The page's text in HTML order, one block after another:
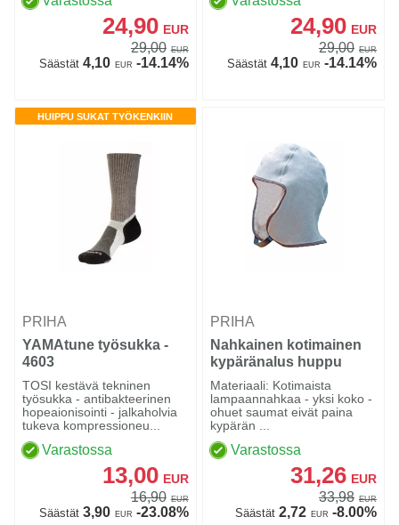
24,90 EUR
29,00 EUR
Säästät4,10 EUR -14.14%
24,90 EUR
29,00 EUR
Säästät4,10 EUR -14.14%
HUIPPU SUKAT TYÖKENKIIN
PRIHA
YAMAtune työsukka -
4603
TOSI kestävä tekninen
työsukka - antibakteerinen
hopeaionisointi - jalkaholvia
tukeva kompressioneu...
Varastossa
13,00 EUR
16,90 EUR
Säästät3,90 EUR -23.08%
PRIHA
Nahkainen kotimainen
kypäränalus huppu
vaalea - 4704
Materiaali: Kotimaista
lampaannahkaa - yksi koko -
ohuet saumat eivät paina
kypärän ...
Varastossa
31,26 EUR
33,98 EUR
Säästät2,72 EUR -8.00%